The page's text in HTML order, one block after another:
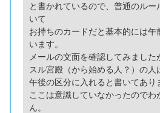
と書かれているので、普通のルー
いて
お持ちのカードだと基本的には午
います。
メールの文面を確認してみまし
スル宮殿（から始める人？）の人
午後の区分に入れると書いてあり
ここは意識していなかったので
ん。